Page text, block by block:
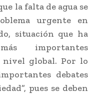
la falta de agua se
urgente en
situación que ha
importantes
nivel global. Por lo
debates
pues se deben